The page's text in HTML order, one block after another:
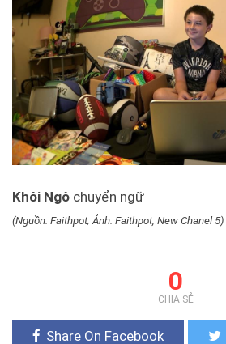
Khôi Ngô chuyển ngữ
(Nguồn: Faithpot; Ảnh: Faithpot, New Chanel 5)
0
CHIA SẺ
Share On Facebook